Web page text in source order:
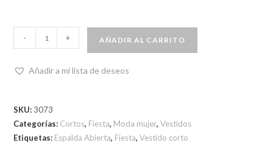
- + AÑADIR AL CARRITO
Añadir a mi lista de deseos
SKU: 3073
Categorías: Cortos, Fiesta, Moda mujer,Vestidos
Etiquetas: Espalda Abierta, Fiesta,Vestido corto